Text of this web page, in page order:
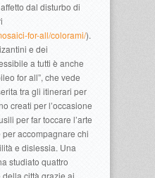
dal disturbo di
for-all/colorami/).
e dei
a tutti è anche
for all”, che vede
tra gli itinerari per
creati per l’occasione
per far toccare l’arte
accompagnare chi
e dislessia. Una
studiato quattro